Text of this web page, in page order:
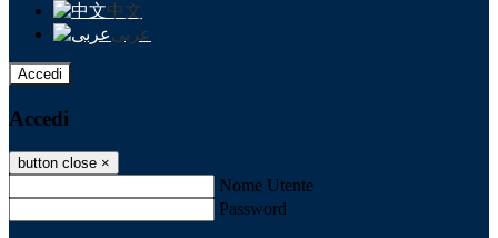
中文
عربى
Accedi
Accedi
button close ×
Nome Utente
Password